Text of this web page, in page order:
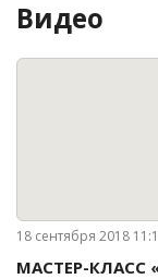
Видео
18 сентября 2018
МАСТЕР-КЛАСС